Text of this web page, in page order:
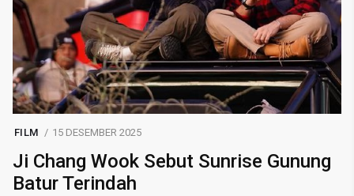
FILM 15 DESEMBER 2025
Ji Chang Wook Sebut Sunrise Gunung
Batur Terindah